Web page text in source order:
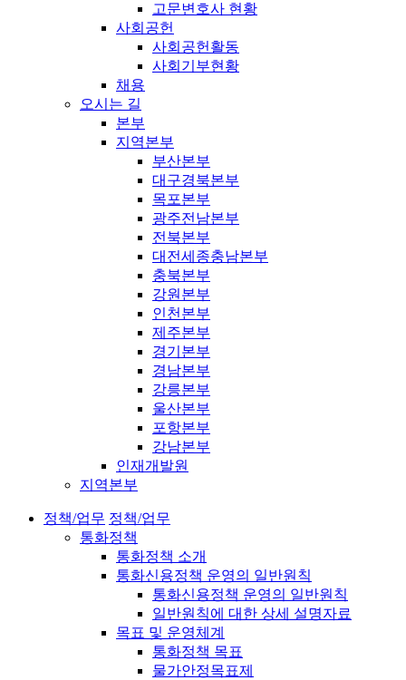
고문변호사 현황
사회공헌
사회공헌활동
사회기부현황
채용
오시는 길
본부
지역본부
부산본부
대구경북본부
목포본부
광주전남본부
전북본부
대전세종충남본부
충북본부
강원본부
인천본부
제주본부
경기본부
경남본부
강릉본부
울산본부
포항본부
강남본부
인재개발원
지역본부
정책/업무 정책/업무
통화정책
통화정책 소개
통화신용정책 운영의 일반원칙
통화신용정책 운영의 일반원칙
일반원칙에 대한 상세 설명자료
목표 및 운영체계
통화정책 목표
물가안정목표제